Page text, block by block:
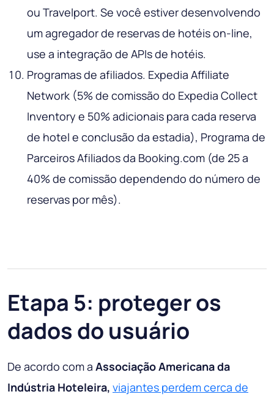
ou Travelport. Se você estiver desenvolvendo
um agregador de reservas de hotéis on-line,
use a integração de APIs de hotéis.
Programas de afiliados. Expedia Affiliate
Network (5% de comissão do Expedia Collect
Inventory e 50% adicionais para cada reserva
de hotel e conclusão da estadia), Programa de
Parceiros Afiliados da Booking.com (de 25 a
40% de comissão dependendo do número de
reservas por mês).
Etapa 5: proteger os
dados do usuário
De acordo com a Associação Americana da
Indústria Hoteleira, viajantes perdem cerca de